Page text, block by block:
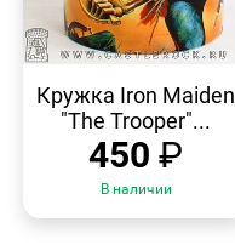
ПРОСМОТР
Кружка Iron Maiden
"The Trooper"...
450 ₽
В наличии